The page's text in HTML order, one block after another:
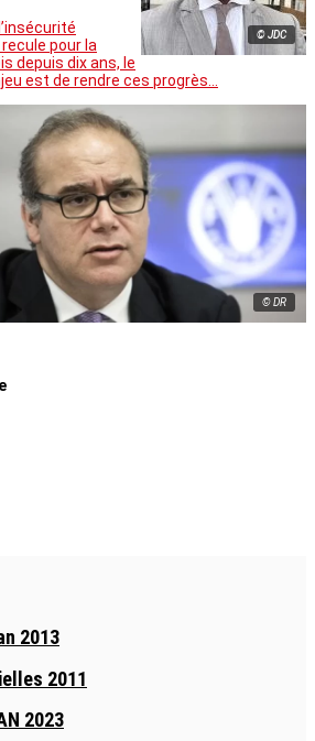
© JDC
pour la
depuis dix ans, le
est de rendre ces progrès…
© DR
2013
2011
2023